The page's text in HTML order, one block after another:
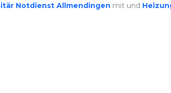
Notdienst Allmendingen mit und